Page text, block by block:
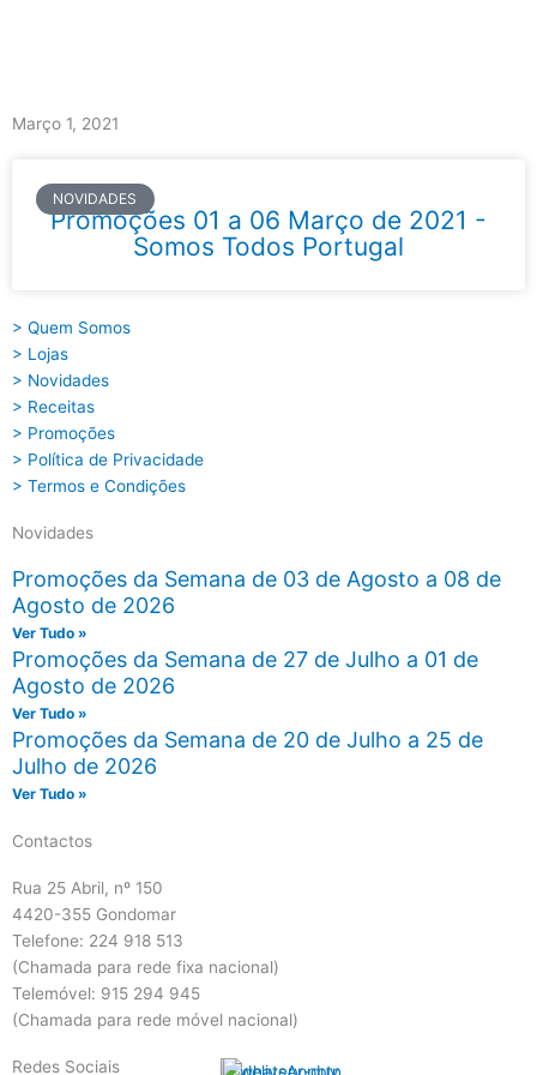
Março 1, 2021
NOVIDADES
Promoções 01 a 06 Março de 2021 -
Somos Todos Portugal
> Quem Somos
> Lojas
> Novidades
> Receitas
> Promoções
> Política de Privacidade
> Termos e Condições
Novidades
Promoções da Semana de 03 de Agosto a 08 de
Agosto de 2026
Ver Tudo »
Promoções da Semana de 27 de Julho a 01 de
Agosto de 2026
Ver Tudo »
Promoções da Semana de 20 de Julho a 25 de
Julho de 2026
Ver Tudo »
Contactos
Rua 25 Abril, nº 150
4420-355 Gondomar
Telefone: 224 918 513
(Chamada para rede fixa nacional)
Telemóvel: 915 294 945
(Chamada para rede móvel nacional)
Redes Sociais